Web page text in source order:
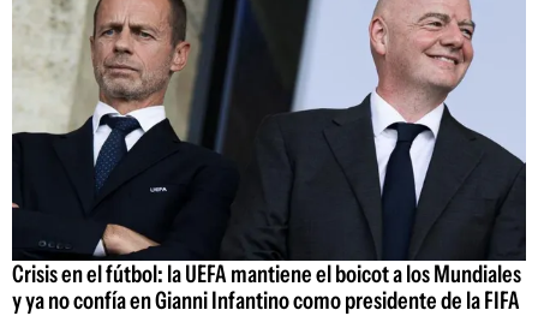
Crisis en el fútbol: la UEFA mantiene el boicot a los Mundiales
y ya no confía en Gianni Infantino como presidente de la FIFA